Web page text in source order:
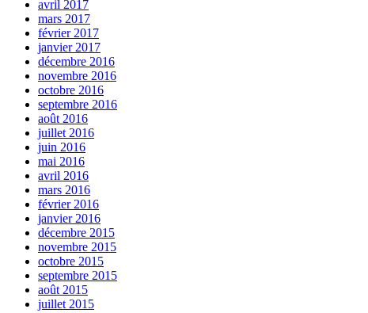
avril 2017
mars 2017
février 2017
janvier 2017
décembre 2016
novembre 2016
octobre 2016
septembre 2016
août 2016
juillet 2016
juin 2016
mai 2016
avril 2016
mars 2016
février 2016
janvier 2016
décembre 2015
novembre 2015
octobre 2015
septembre 2015
août 2015
juillet 2015